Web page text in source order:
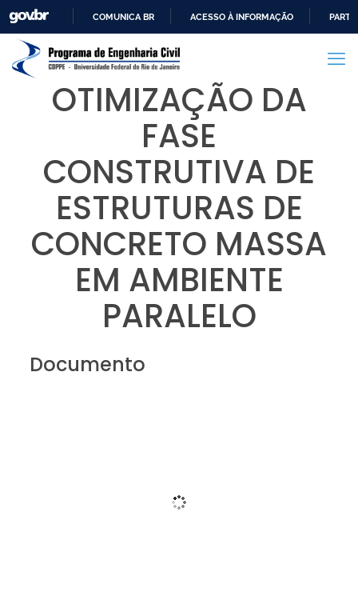
PARA
CONTEÚDO
COMUNICA BR ACESSO À INFORMAÇÃO
OTIMIZAÇÃO DA
FASE
CONSTRUTIVA DE
ESTRUTURAS DE
CONCRETO MASSA
EM AMBIENTE
PARALELO
Documento